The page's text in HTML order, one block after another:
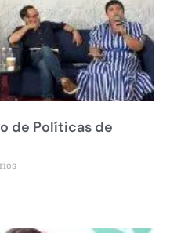
de Políticas de